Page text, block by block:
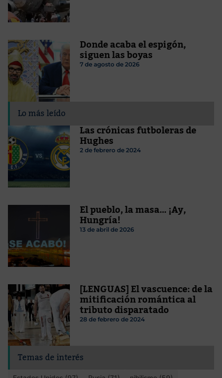
Donde acaba el espigón,
siguen las boyas
7 de agosto de 2026
Lo más leído
Las crónicas futboleras de
Hughes
2 de febrero de 2024
El pueblo, la masa… ¡Ay,
Hungría!
13 de abril de 2026
[LENGUAS] El vascuence: de la
mitificación romántica al
tributo disparatado
28 de febrero de 2024
Temas de interés